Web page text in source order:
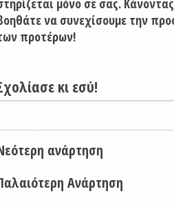
μόνο σε σας.
να συνεχίσουμε την
προτέρων!
κι εσύ!
ανάρτηση
Ανάρτηση